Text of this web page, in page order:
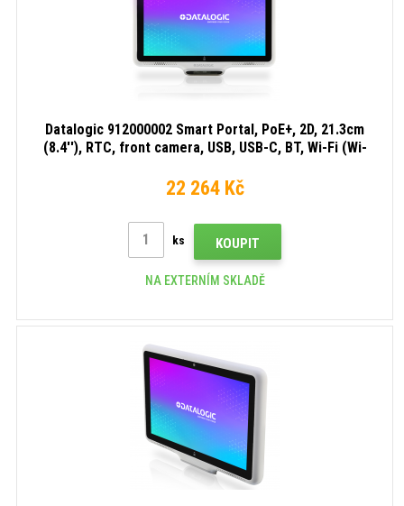
Datalogic 912000002 Smart Portal, PoE+, 2D, 21.3cm
(8.4''), RTC, front camera, USB, USB-C, BT, Wi-Fi (Wi-
22 264 Kč
ks KOUPIT
NA EXTERNÍM SKLADĚ